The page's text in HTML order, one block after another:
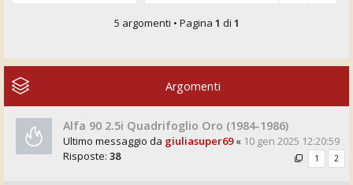
5 argomenti • Pagina 1 di 1
Argomenti
Alfa 90 2.5i Quadrifoglio Oro (1984-1986)
Ultimo messaggio da giuliasuper69« 10 gen 2025 12:20:59
Risposte: 38 1 2